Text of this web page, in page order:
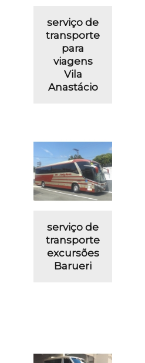
serviço de
transporte
para
viagens
Vila
Anastácio
serviço de
transporte
excursões
Barueri